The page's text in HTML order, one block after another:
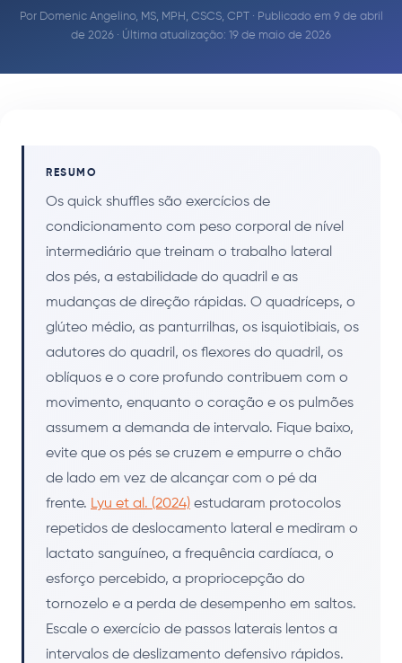
Por Domenic Angelino, MS, MPH, CSCS, CPT· Publicado em 9 de abril
de 2026 · Última atualização: 19 de maio de 2026
RESUMO
Os quick shuffles são exercícios de
condicionamento com peso corporal de nível
intermediário que treinam o trabalho lateral
dos pés, a estabilidade do quadril e as
mudanças de direção rápidas. O quadríceps, o
glúteo médio, as panturrilhas, os isquiotibiais, os
adutores do quadril, os flexores do quadril, os
oblíquos e o core profundo contribuem com o
movimento, enquanto o coração e os pulmões
assumem a demanda de intervalo. Fique baixo,
evite que os pés se cruzem e empurre o chão
de lado em vez de alcançar com o pé da
frente. Lyu et al. (2024) estudaram protocolos
repetidos de deslocamento lateral e mediram o
lactato sanguíneo, a frequência cardíaca, o
esforço percebido, a propriocepção do
tornozelo e a perda de desempenho em saltos.
Escale o exercício de passos laterais lentos a
intervalos de deslizamento defensivo rápidos.